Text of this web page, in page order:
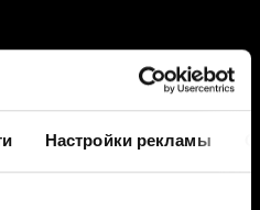
Настройки рекламы
Для этого нажмите